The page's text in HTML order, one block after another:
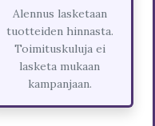
Alennus lasketaan
tuotteiden hinnasta.
Toimituskuluja ei
lasketa mukaan
kampanjaan.